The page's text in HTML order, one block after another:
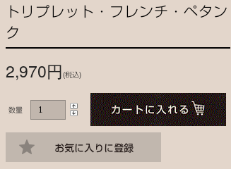
トリプレット・フレンチ・ペタン
ク
2,970円(税込)
数量